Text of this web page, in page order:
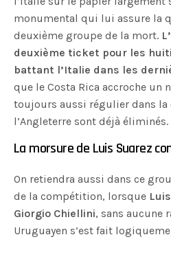
monumental qui lui assure la
deuxième groupe de la mort.
deuxième ticket pour les
battant l’Italie dans les
que le Costa Rica accroche un
toujours aussi régulier dans la
l’Angleterre sont déjà éliminés.
La morsure de Luis Suarez
On retiendra aussi dans ce
de la compétition, lorsque
Giorgio Chiellini, sans aucune
Uruguayen s’est fait